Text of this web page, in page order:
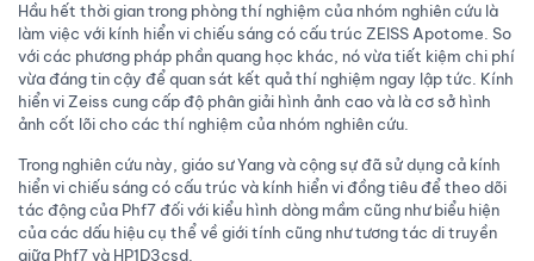
Hầu hết thời gian trong phòng thí nghiệm của nhóm nghiên cứu là
làm việc với kính hiển vi chiếu sáng có cấu trúc ZEISS Apotome. So
với các phương pháp phần quang học khác, nó vừa tiết kiệm chi phí
vừa đáng tin cậy để quan sát kết quả thí nghiệm ngay lập tức. Kính
hiển vi Zeiss cung cấp độ phân giải hình ảnh cao và là cơ sở hình
ảnh cốt lõi cho các thí nghiệm của nhóm nghiên cứu.
Trong nghiên cứu này, giáo sư Yang và cộng sự đã sử dụng cả kính
hiển vi chiếu sáng có cấu trúc và kính hiển vi đồng tiêu để theo dõi
tác động của Phf7 đối với kiểu hình dòng mầm cũng như biểu hiện
của các dấu hiệu cụ thể về giới tính cũng như tương tác di truyền
giữa Phf7 và HP1D3csd.